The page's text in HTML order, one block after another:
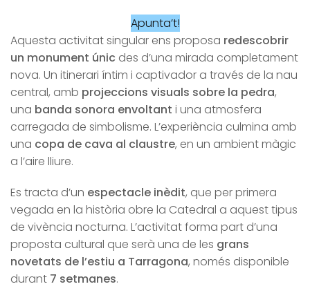
Apunta’t!
Aquesta activitat singular ens proposa redescobrir
un monument únic des d’una mirada completament
nova. Un itinerari íntim i captivador a través de la nau
central, amb projeccions visuals sobre la pedra,
una banda sonora envoltant i una atmosfera
carregada de simbolisme. L’experiència culmina amb
una copa de cava al claustre, en un ambient màgic
a l’aire lliure.
Es tracta d’un espectacle inèdit, que per primera
vegada en la història obre la Catedral a aquest tipus
de vivència nocturna. L’activitat forma part d’una
proposta cultural que serà una de les grans
novetats de l’estiu a Tarragona, només disponible
durant 7 setmanes.